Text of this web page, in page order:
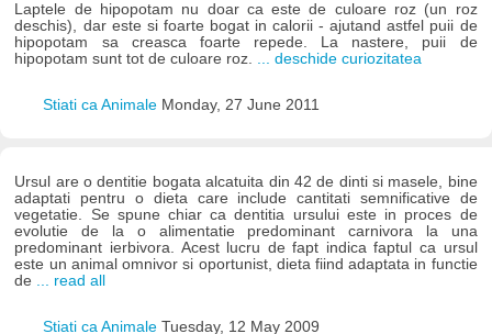
Laptele de hipopotam nu doar ca este de culoare roz (un roz
deschis), dar este si foarte bogat in calorii - ajutand astfel puii de
hipopotam sa creasca foarte repede. La nastere, puii de
hipopotam sunt tot de culoare roz. ... deschide curiozitatea
Stiati ca Animale Monday, 27 June 2011
Ursul are o dentitie bogata alcatuita din 42 de dinti si masele, bine
adaptati pentru o dieta care include cantitati semnificative de
vegetatie. Se spune chiar ca dentitia ursului este in proces de
evolutie de la o alimentatie predominant carnivora la una
predominant ierbivora. Acest lucru de fapt indica faptul ca ursul
este un animal omnivor si oportunist, dieta fiind adaptata in functie
de
... read all
Stiati ca Animale Tuesday, 12 May 2009